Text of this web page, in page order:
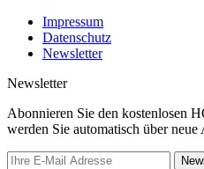
Impressum
Datenschutz
Newsletter
Newsletter
Abonnieren Sie den kostenlosen
werden Sie automatisch über